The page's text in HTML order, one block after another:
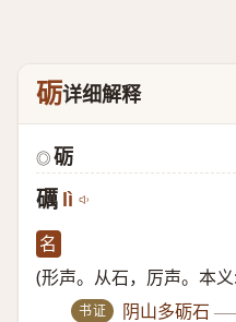
砺详细解释
◎ 砺
礪 lì
名
(形声。从石，厉声。本
书证 阴山多砺石